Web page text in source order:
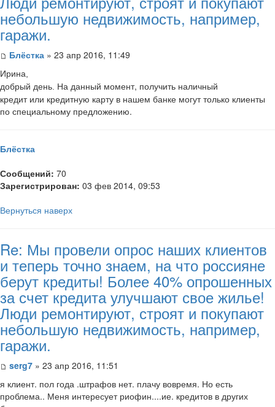
небольшую недвижимость, например,
гаражи.
Блёстка » 23 апр 2016, 11:49
Ирина,
добрый день. На данный момент, получить наличный
кредит или кредитную карту в нашем банке могут только клиенты
по специальному предложению.
Блёстка
Сообщений: 70
Зарегистрирован: 03 фев 2014, 09:53
Вернуться наверх
Re: Мы провели опрос наших клиентов
и теперь точно знаем, на что россияне
берут кредиты! Более 40% опрошенных
за счет кредита улучшают свое жилье!
Люди ремонтируют, строят и покупают
небольшую недвижимость, например,
гаражи.
serg7 » 23 апр 2016, 11:51
я клиент. пол года .штрафов нет. плачу вовремя. Но есть
проблема.. Меня интересует риофин....ие. кредитов в других